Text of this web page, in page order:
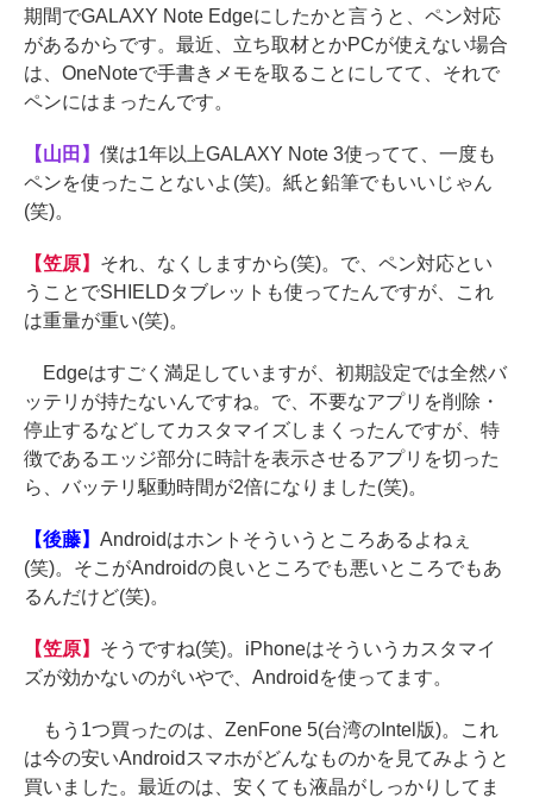
期間でGALAXY Note Edgeにしたかと言うと、ペン対応
があるからです。最近、立ち取材とかPCが使えない場合
は、OneNoteで手書きメモを取ることにしてて、それで
ペンにはまったんです。
【山田】 僕は1年以上GALAXY Note 3使ってて、一度も
ペンを使ったことないよ(笑)。紙と鉛筆でもいいじゃん
(笑)。
【笠原】 それ、なくしますから(笑)。で、ペン対応とい
うことでSHIELDタブレットも使ってたんですが、これ
は重量が重い(笑)。
Edgeはすごく満足していますが、初期設定では全然バ
ッテリが持たないんですね。で、不要なアプリを削除・
停止するなどしてカスタマイズしまくったんですが、特
徴であるエッジ部分に時計を表示させるアプリを切った
ら、バッテリ駆動時間が2倍になりました(笑)。
【後藤】 Androidはホントそういうところあるよねぇ
(笑)。そこがAndroidの良いところでも悪いところでもあ
るんだけど(笑)。
【笠原】 そうですね(笑)。iPhoneはそういうカスタマイ
ズが効かないのがいやで、Androidを使ってます。
もう1つ買ったのは、ZenFone 5(台湾のIntel版)。これ
は今の安いAndroidスマホがどんなものかを見てみようと
買いました。最近のは、安くても液晶がしっかりしてま